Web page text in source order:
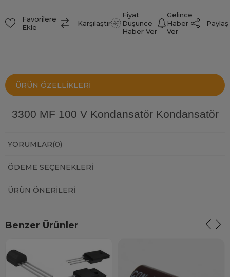
Favorilere
Ekle
Karşılaştır
Fiyat
Düşünce
Haber Ver
Gelince
Haber
Ver
Paylaş
ÜRÜN ÖZELLIKLERI
3300 MF 100 V Kondansatör Kondansatör
YORUMLAR(0)
ÖDEME SEÇENEKLERI
ÜRÜN ÖNERILERI
Benzer Ürünler